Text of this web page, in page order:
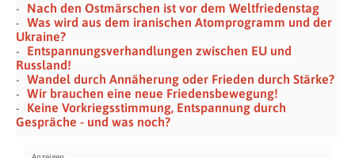
Nach den Ostmärschen ist vor dem Weltfriedenstag
Was wird aus dem iranischen Atomprogramm und der
Ukraine?
Entspannungsverhandlungen zwischen EU und
Russland!
Wandel durch Annäherung oder Frieden durch Stärke?
Wir brauchen eine neue Friedensbewegung!
Keine Vorkriegsstimmung, Entspannung durch
Gespräche - und was noch?